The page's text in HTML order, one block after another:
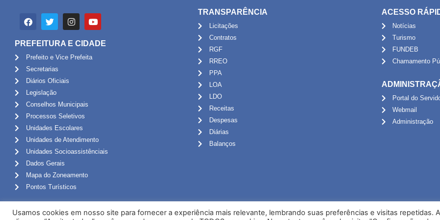
PREFEITURA E CIDADE
Prefeito e Vice Prefeita
Secretarias
Diários Oficiais
Legislação
Conselhos Municipais
Processos Seletivos
Unidades Escolares
Unidades de Atendimento
Unidades Socioassistênciais
Dados Gerais
Mapa do Zoneamento
Pontos Turísticos
TRANSPARÊNCIA
Licitações
Contratos
RGF
RREO
PPA
LOA
LDO
Receitas
Despesas
Diárias
Balanços
ACESSO
Notícias
Turismo
FUNDEB
Chamamento
Portal do
Webmail
Administração
Usamos cookies em nosso site para fornecer a experiência mais relevante, lembrando suas preferências e visitas repetidas.